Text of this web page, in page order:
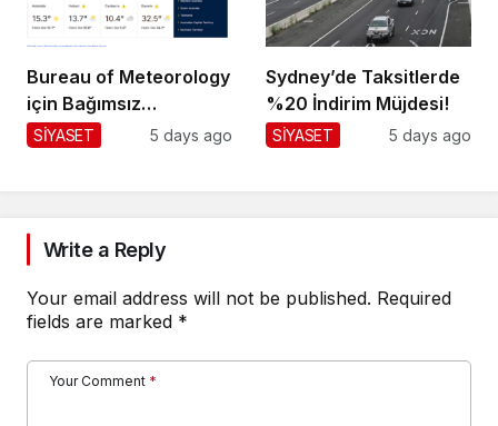
Bureau of Meteorology
için Bağımsız
Değerlendirme!
SİYASET 5 days ago
Sydney’de Taksitlerde
%20 İndirim Müjdesi!
SİYASET 5 days ago
Write a Reply
Your email address will not be published. Required
fields are marked *
Your Comment *